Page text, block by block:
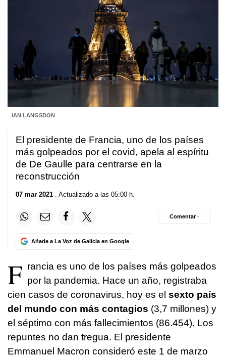
IAN LANGSDON
El presidente de Francia, uno de los países
más golpeados por el covid, apela al espíritu
de De Gaulle para centrarse en la
reconstrucción
07 mar 2021 . Actualizado a las 05:00 h.
Añade a La Voz de Galicia en Google
Comentar ·
F rancia es uno de los países más golpeados
por la pandemia. Hace un año, registraba
cien casos de coronavirus, hoy es el sexto país
del mundo con más contagios (3,7 millones) y
el séptimo con más fallecimientos (86.454). Los
repuntes no dan tregua. El presidente
Emmanuel Macron consideró este 1 de marzo